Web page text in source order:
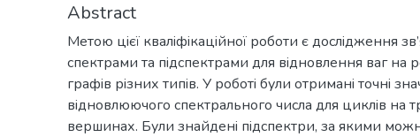
Abstract
Метою цiєї квалiфiкацiйної роботи є дослiдження
спектрами та пiдспектрами для вiдновлення ваг на
графiв рiзних типiв. У роботi були отриманi точнi
вiдновлюючого спектрального числа для циклiв на
вершинах. Були знайденi пiдспектри, за якими